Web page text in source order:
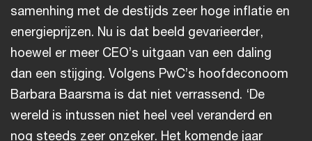
samenhing met de destijds zeer hoge inflatie en
energieprijzen. Nu is dat beeld gevarieerder,
hoewel er meer CEO’s uitgaan van een daling
dan een stijging. Volgens PwC’s hoofdeconoom
Barbara Baarsma is dat niet verrassend. ‘De
wereld is intussen niet heel veel veranderd en
nog steeds zeer onzeker. Het komende jaar